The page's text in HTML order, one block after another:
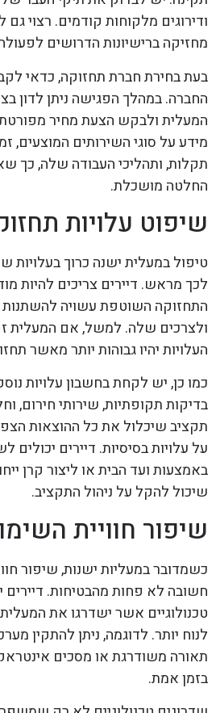
ודירוגים מלקוחות קודמים. רצוי
מחזיקה ברישיונות הדרושים
בעת בחירת חברת תחזוקה, כדאי
החברה. במהלך הפגישה ניתן לדון
המעלית ולבקש הצעת מחיר
מידע על סוגי השירותים המוצעים,
תקלות, ותהליכי העבודה שלה, כך
החלטה מושכלת.
שיפוט עלויות
טיפול במעלית ישנה כרוך בעלויות
לכך מראש. דיירים צריכים להיות
התחזוקה השוטפת עשויה
ולצרכים שלה. למשל, אם המעלית
העלויות יהיו גבוהות יותר מאשר
כמו כן, יש לקחת בחשבון עלויות
בדיקות תקופתיות, שירותי חירום,
תקציב שיכלול את כל ההוצאות
על עלויות בסיסיות. דיירים יכולים
באמצעות ועד הבית או ליצור קרן
שיכול להקל על ניהול התקציב.
שיפור חוויית
כשמדובר במעליות ישנות, שיפור
חשובה לא פחות מהבטיחות. דיירים
טכנולוגיים אשר ישדרגו את
לנוח יותר. לדוגמה, ניתן להתקין
תאורה משודרגת או מסכים
בזמן אמת.